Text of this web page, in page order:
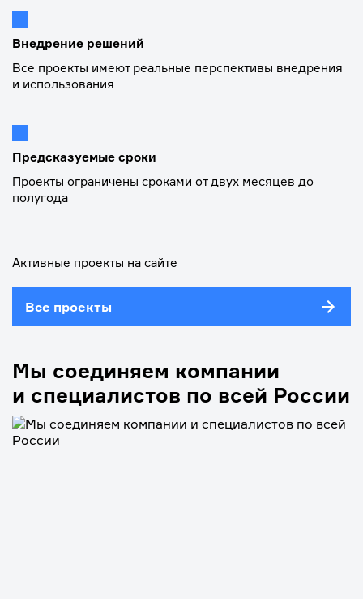
Внедрение решений
Все проекты имеют реальные перспективы внедрения
и использования
Предсказуемые сроки
Проекты ограничены сроками от двух месяцев до
полугода
Активные проекты на сайте
Все проекты
Мы соединяем компании
и специалистов по всей России